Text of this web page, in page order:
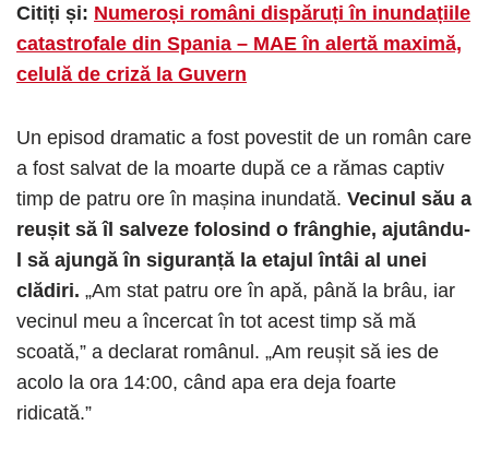
Citiți și: Numeroși români dispăruți în inundațiile
catastrofale din Spania – MAE în alertă maximă,
celulă de criză la Guvern
Un episod dramatic a fost povestit de un român care
a fost salvat de la moarte după ce a rămas captiv
timp de patru ore în mașina inundată. Vecinul său a
reușit să îl salveze folosind o frânghie, ajutându-
l să ajungă în siguranță la etajul întâi al unei
clădiri. „Am stat patru ore în apă, până la brâu, iar
vecinul meu a încercat în tot acest timp să mă
scoată,” a declarat românul. „Am reușit să ies de
acolo la ora 14:00, când apa era deja foarte
ridicată.”